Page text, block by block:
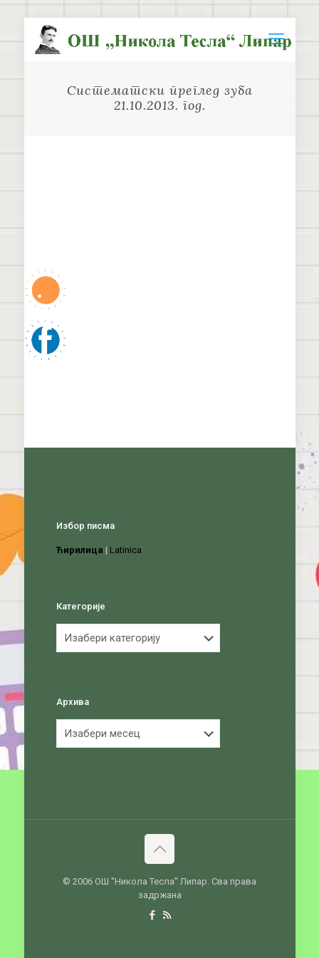
Систематски преглед зуба
21.10.2013. год.
Избор писма
Ћирилица | Latinica
Категорије
Архива
© 2006 ОШ ''Никола Тесла'' Липар. Сва права
задржана